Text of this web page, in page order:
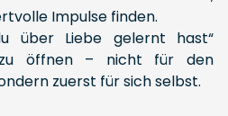
Impulse finden.
über Liebe gelernt hast“
öffnen – nicht für den
zuerst für sich selbst.